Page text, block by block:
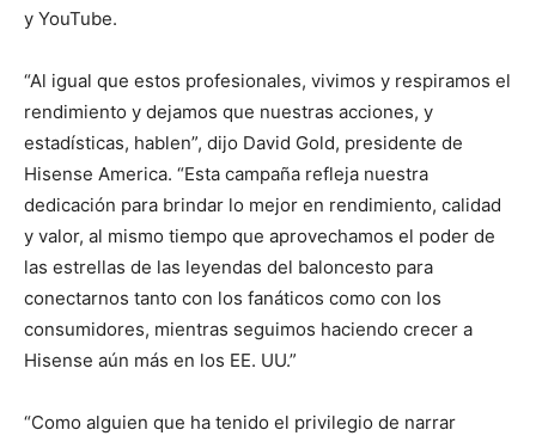
y YouTube.
“Al igual que estos profesionales, vivimos y respiramos el
rendimiento y dejamos que nuestras acciones, y
estadísticas, hablen”, dijo David Gold, presidente de
Hisense America. “Esta campaña refleja nuestra
dedicación para brindar lo mejor en rendimiento, calidad
y valor, al mismo tiempo que aprovechamos el poder de
las estrellas de las leyendas del baloncesto para
conectarnos tanto con los fanáticos como con los
consumidores, mientras seguimos haciendo crecer a
Hisense aún más en los EE. UU.”
“Como alguien que ha tenido el privilegio de narrar